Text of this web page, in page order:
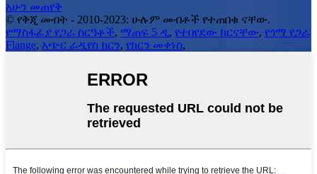
አሁን መጠየቅ
© የቅጂ መብት - 2010-2023: ሁሉም መብቶች የተጠበቁ ናቸው.
የማስፋፊያ የጋራ ስርዓቶች, ማጠፍ 5 ዲ, የተበየደው ክርናቸው, የጎማ የጋራ
Flange, አጭር ራዲየስ ክርን, የክርን መቀነስ,